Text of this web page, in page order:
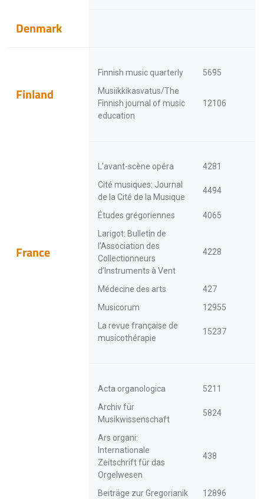
Denmark
Finland
Finnish music quarterly
5695
Musiikkikasvatus/The
Finnish journal of music
education
12106
France
L’avant-scène opéra
4281
Cité musiques: Journal
de la Cité de la Musique
4494
Études grégoriennes
4065
Larigot: Bulletin de
l’Association des
Collectionneurs
d’Instruments à Vent
4228
Médecine des arts
427
Musicorum
12955
La revue française de
musicothérapie
15237
Acta organologica
5211
Archiv für
Musikwissenschaft
5824
Ars organi:
Internationale
Zeitschrift für das
Orgelwesen
438
Beiträge zur Gregorianik
12896